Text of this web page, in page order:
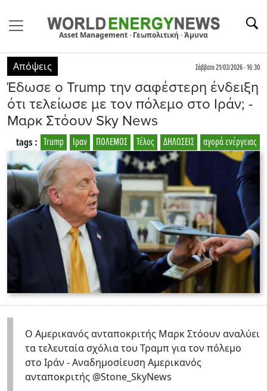
Asset Management · Γεωπολιτική · Άμυνα
Απόψεις Σάββατο 21/03/2026 - 16:30
Έδωσε ο Trump την σαφέστερη ένδειξη
ότι τελείωσε με τον πόλεμο στο Ιράν; -
Μαρκ Στόουν Sky News
αγορά ενέργειας
ΔΗΛΩΣΕΙΣ
Τέλος
ΠΟΛΕΜΟΣ
Ιραν
Trump
tags :
Ο Αμερικανός ανταποκριτής Μαρκ Στόουν αναλύει
τα τελευταία σχόλια του Τραμπ για τον πόλεμο
στο Ιράν - Aναδημοσίευση Αμερικανός
ανταποκριτής @Stone_SkyNews